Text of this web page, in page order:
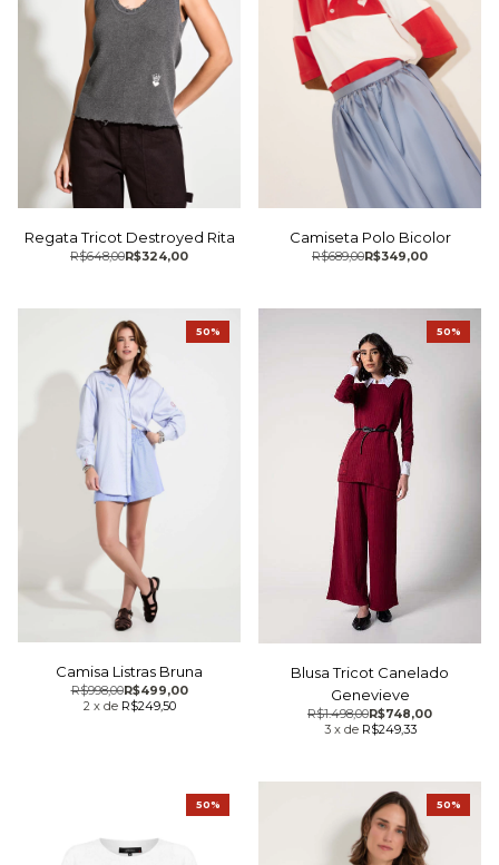
Regata Tricot Destroyed Rita
R$324,00
R$648,00
Camiseta Polo Bicolor
R$349,00
R$689,00
Camisa Listras Bruna
R$499,00
R$998,00
2 x de R$249,50
50%
Blusa Tricot Canelado
Genevieve
R$748,00
R$1.498,00
3 x de R$249,33
50%
50% 50%